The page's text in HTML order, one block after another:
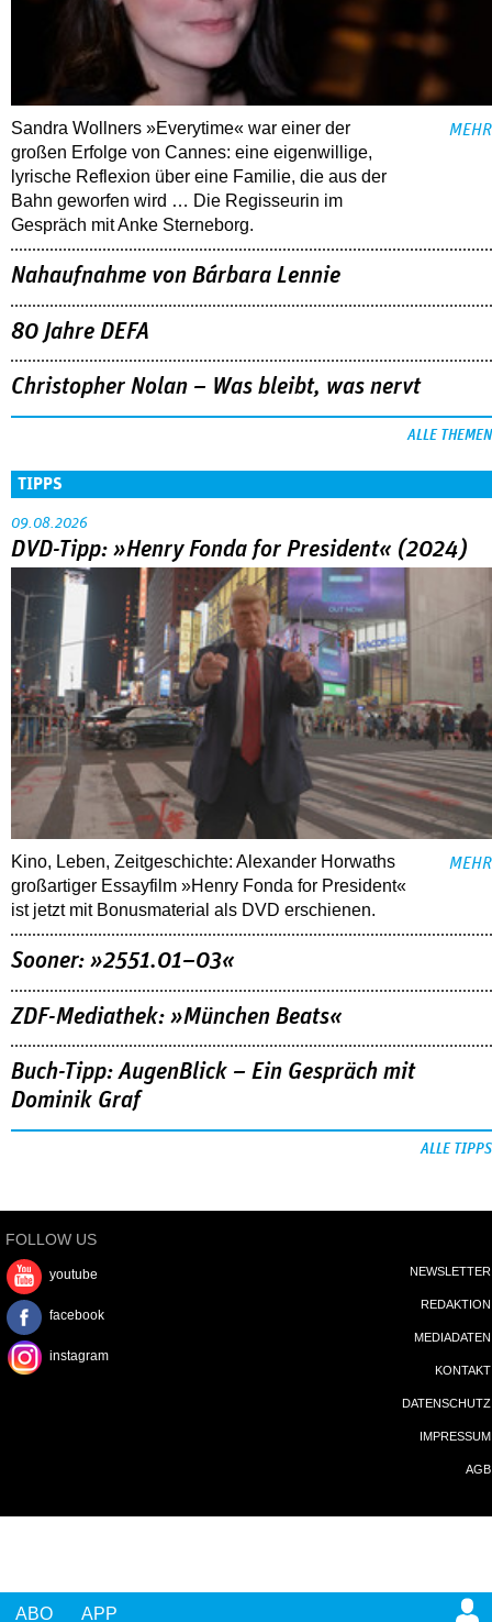
ABO APP
Sandra Wollners »Everytime« war einer der
großen Erfolge von Cannes: eine eigenwillige,
lyrische Reflexion über eine ­Familie, die aus der
Bahn geworfen wird … Die Regisseurin im
Gespräch mit Anke Sterneborg.
MEHR
Nahaufnahme von Bárbara Lennie
80 Jahre DEFA
Christopher Nolan – Was bleibt, was nervt
ALLE THEMEN
TIPPS
09.08.2026
DVD-Tipp: »Henry Fonda for President« (2024)
Kino, Leben, Zeitgeschichte: Alexander Horwaths
großartiger Essayfilm »Henry Fonda for President«
ist jetzt mit Bonusmaterial als DVD erschienen.
MEHR
Sooner: »2551.01–03«
ZDF-Mediathek: »München Beats«
Buch-Tipp: AugenBlick – Ein Gespräch mit
Dominik Graf
ALLE TIPPS
FOLLOW US
youtube
facebook
instagram
NEWSLETTER
REDAKTION
MEDIADATEN
KONTAKT
DATENSCHUTZ
IMPRESSUM
AGB